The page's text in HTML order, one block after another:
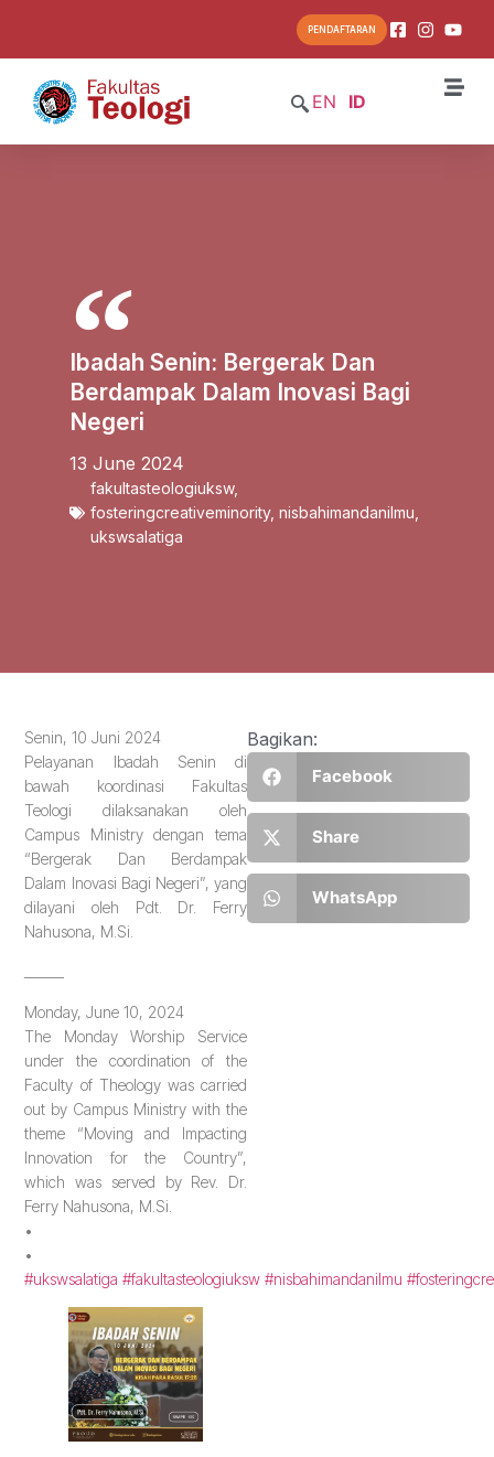
PENDAFTARAN
EN ID
Ibadah Senin: Bergerak Dan
Berdampak Dalam Inovasi Bagi
Negeri
13 June 2024
fakultasteologiuksw,
fosteringcreativeminority, nisbahimandanilmu
ukswsalatiga
Senin, 10 Juni 2024
Pelayanan Ibadah Senin di
bawah koordinasi Fakultas
Teologi dilaksanakan oleh
Campus Ministry dengan tema
“Bergerak Dan Berdampak
Dalam Inovasi Bagi Negeri”, yang
dilayani oleh Pdt. Dr. Ferry
Nahusona, M.Si.
Monday, June 10, 2024
The Monday Worship Service
under the coordination of the
Faculty of Theology was carried
out by Campus Ministry with the
theme “Moving and Impacting
Innovation for the Country”,
which was served by Rev. Dr.
Ferry Nahusona, M.Si.
•
•
#ukswsalatiga #fakultasteologiuksw #nisbahimandanilmu
Bagikan:
Facebook
Share
WhatsApp